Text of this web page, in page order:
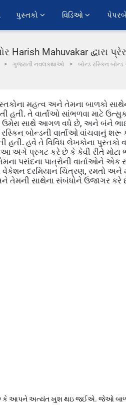
પુસ્તકો વિડિઓ
Harish Mahuvakar દ્વારા
ગુજરાતી નવલકથાઓ બોન્ડ રસ્કિન
મહત્વ અને તેમના બાળકો
હતી. તે વાર્તાઓ સાંભળવા માટે
ઉમેરા સાથે આગળ વધે છે, અને બંને
બોન્ડની વાર્તાઓ વાંચવાનું
હવે તે વિવિધ લેખકોના પુસ્તકો
અંગે પ્રગટ કરે છે કે કેવી રીતે મોટા
પસંદના પાત્રોની વાર્તાઓને
વેકેશન દરમિયાન ચિત્રણ, રમતો
તેમની સાથેના સંબંધોને ઉજાગર કરે
છે કે આપને અત્યંત ખુશ થઇ જઈએ. જેઓ